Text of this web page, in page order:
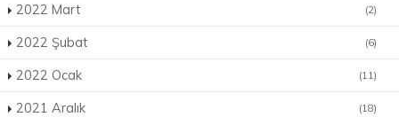
2022 Mart (2)
2022 Şubat (6)
2022 Ocak (11)
2021 Aralık (18)